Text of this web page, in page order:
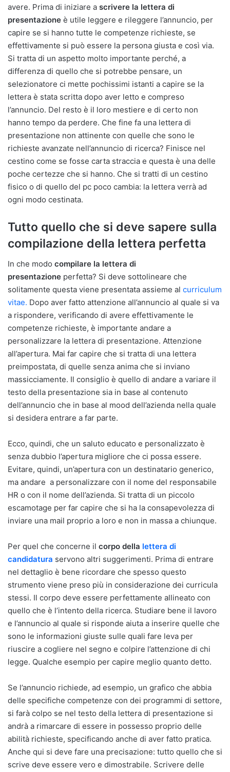
avere. Prima di iniziare a scrivere la lettera di
presentazione è utile leggere e rileggere l’annuncio, per
capire se si hanno tutte le competenze richieste, se
effettivamente si può essere la persona giusta e così via.
Si tratta di un aspetto molto importante perché, a
differenza di quello che si potrebbe pensare, un
selezionatore ci mette pochissimi istanti a capire se la
lettera è stata scritta dopo aver letto e compreso
l’annuncio. Del resto è il loro mestiere e di certo non
hanno tempo da perdere. Che fine fa una lettera di
presentazione non attinente con quelle che sono le
richieste avanzate nell’annuncio di ricerca? Finisce nel
cestino come se fosse carta straccia e questa è una delle
poche certezze che si hanno. Che si tratti di un cestino
fisico o di quello del pc poco cambia: la lettera verrà ad
ogni modo cestinata.
Tutto quello che si deve sapere sulla
compilazione della lettera perfetta
In che modo compilare la lettera di
presentazione perfetta? Si deve sottolineare che
solitamente questa viene presentata assieme al curriculum
vitae. Dopo aver fatto attenzione all’annuncio al quale si va
a rispondere, verificando di avere effettivamente le
competenze richieste, è importante andare a
personalizzare la lettera di presentazione. Attenzione
all’apertura. Mai far capire che si tratta di una lettera
preimpostata, di quelle senza anima che si inviano
massicciamente. Il consiglio è quello di andare a variare il
testo della presentazione sia in base al contenuto
dell’annuncio che in base al mood dell’azienda nella quale
si desidera entrare a far parte.
Ecco, quindi, che un saluto educato e personalizzato è
senza dubbio l’apertura migliore che ci possa essere.
Evitare, quindi, un’apertura con un destinatario generico,
ma andare a personalizzare con il nome del responsabile
HR o con il nome dell’azienda. Si tratta di un piccolo
escamotage per far capire che si ha la consapevolezza di
inviare una mail proprio a loro e non in massa a chiunque.
Per quel che concerne il corpo della lettera di
candidatura servono altri suggerimenti. Prima di entrare
nel dettaglio è bene ricordare che spesso questo
strumento viene preso più in considerazione dei curricula
stessi. Il corpo deve essere perfettamente allineato con
quello che è l’intento della ricerca. Studiare bene il lavoro
e l’annuncio al quale si risponde aiuta a inserire quelle che
sono le informazioni giuste sulle quali fare leva per
riuscire a cogliere nel segno e colpire l’attenzione di chi
legge. Qualche esempio per capire meglio quanto detto.
Se l’annuncio richiede, ad esempio, un grafico che abbia
delle specifiche competenze con dei programmi di settore,
si farà colpo se nel testo della lettera di presentazione si
andrà a rimarcare di essere in possesso proprio delle
abilità richieste, specificando anche di aver fatto pratica.
Anche qui si deve fare una precisazione: tutto quello che si
scrive deve essere vero e dimostrabile. Scrivere delle